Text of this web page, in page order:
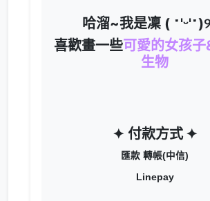
哈溜~我是凜 (
喜歡畫一些可愛的女孩子
生物
✦ 付款方式 ✦
匯款 轉帳(中信)
Linepay